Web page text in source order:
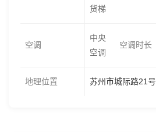
货梯
空调
中央
空调
空调时长
地理位置 苏州市城际路21号